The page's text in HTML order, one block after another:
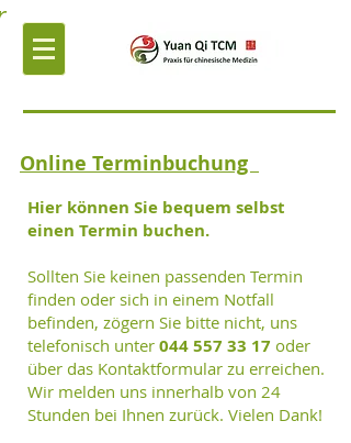
Online Terminbuchung
Hier können Sie bequem selbst
einen Termin buchen.
Sollten Sie keinen passenden Termin
finden oder sich in einem Notfall
befinden, zögern Sie bitte nicht, uns
telefonisch unter 044 557 33 17 oder
über das Kontaktformular zu erreichen.
Wir melden uns innerhalb von 24
Stunden bei Ihnen zurück. Vielen Dank!